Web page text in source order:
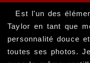
Est l'un des
Taylor en tant que
personnalité douce
toutes ses photos.